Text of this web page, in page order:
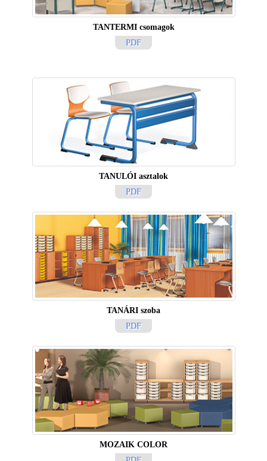
TANTERMI csomagok
PDF
TANULÓI asztalok
PDF
TANÁRI szoba
PDF
MOZAIK COLOR